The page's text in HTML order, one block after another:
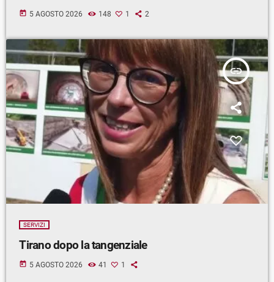
today 5 AGOSTO 2026 148 1 2
insert_link
SERVIZI
Tirano dopo la tangenziale
today 5 AGOSTO 2026 41 1